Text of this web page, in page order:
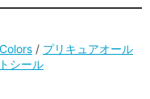
/ プリキュアオール
シール